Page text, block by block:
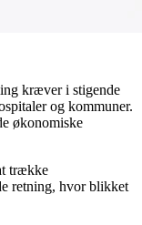
kræver i stigende
og kommuner.
økonomiske
trække
retning, hvor blikket